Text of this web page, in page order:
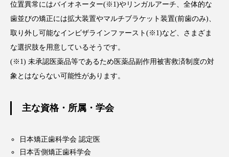
位置異常にはバイオネーター(※1)やリンガルアーチ、全体的な
歯並びの矯正には拡大装置やマルチブラケット装置(前歯のみ)、
取り外し可能なインビザラインファースト(※1)など、さまざま
な選択肢を用意しているそうです。
(※1) 未承認医薬品等であるため医薬品副作用被害救済制度の対
象とはならない可能性があります。
主な資格・所属・学会
日本矯正歯科学会 認定医
日本舌側矯正歯科学会